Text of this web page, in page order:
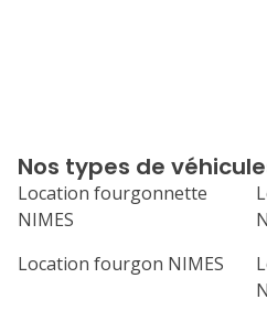
24 25
Nos types de
Location fourgonnette
NIMES
Location fourgon NIMES